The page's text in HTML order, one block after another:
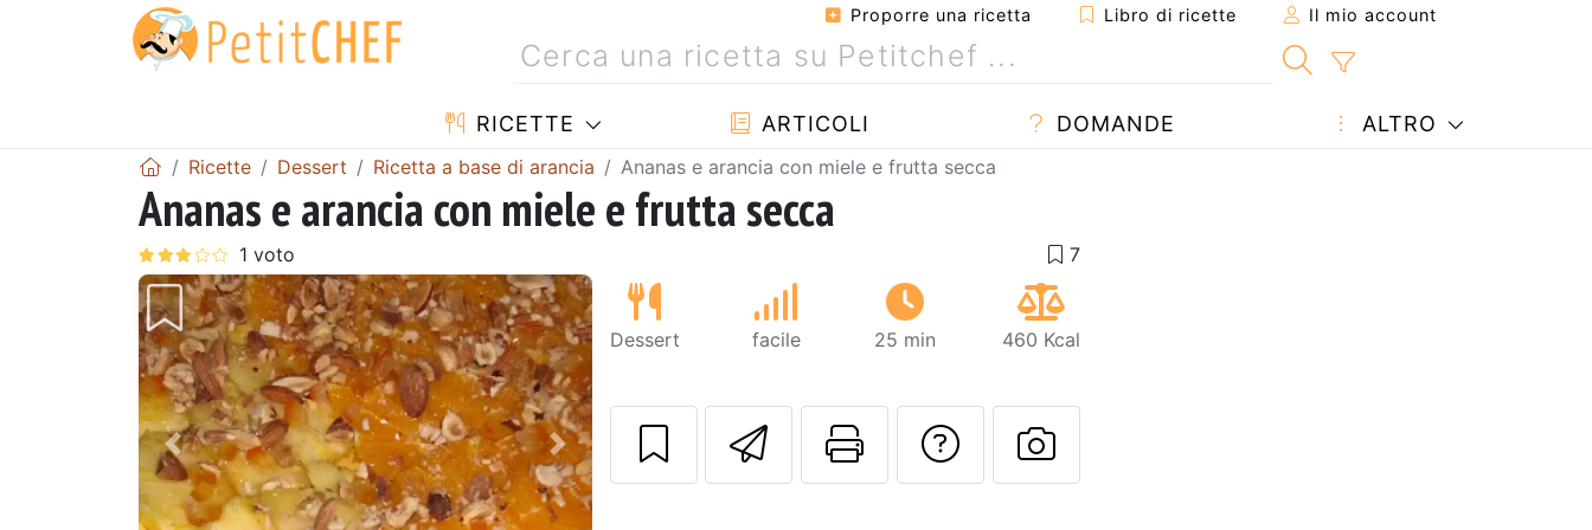
Proporre una ricetta Libro di ricette Il mio account
RICETTE ARTICOLI DOMANDE ALTRO
Ricette Dessert Ricetta a base di arancia Ananas e arancia con miele e frutta secca
Ananas e arancia con miele e frutta secca
Precedente Prossimo
Dessert facile 25 min 460 Kcal
Invia questa ricetta ad un amico
Stampa la ricetta
Contatta l'autore della Ricetta
Pubblica la foto di questa